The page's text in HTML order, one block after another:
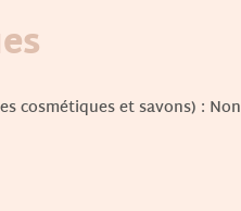
cosmétiques et savons) : Non